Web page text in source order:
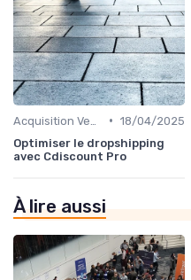
• 18/04/2025
Optimiser le dropshipping
avec Cdiscount Pro
À lire aussi